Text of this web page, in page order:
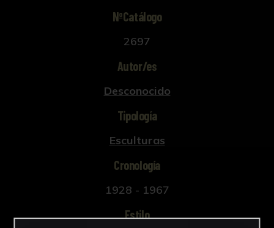
NºCatálogo
2697
Autor/es
Desconocido
Tipología
Esculturas
Cronología
1928 - 1967
Estilo